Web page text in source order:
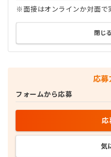
※面接はオンラインか対面で
閉じる
応募
フォームから応募
応
気